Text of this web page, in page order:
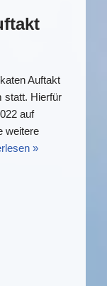
Auftakt
statt. Hierfür
auf
weitere
»